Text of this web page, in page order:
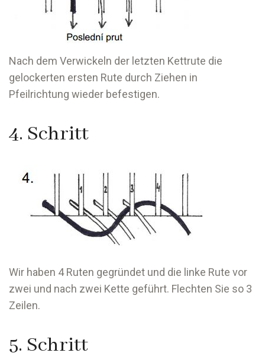
Nach dem Verwickeln der letzten Kettrute die
gelockerten ersten Rute durch Ziehen in
Pfeilrichtung wieder befestigen.
4. Schritt
Wir haben 4 Ruten gegründet und die linke Rute vor
zwei und nach zwei Kette geführt. Flechten Sie so 3
Zeilen.
5. Schritt